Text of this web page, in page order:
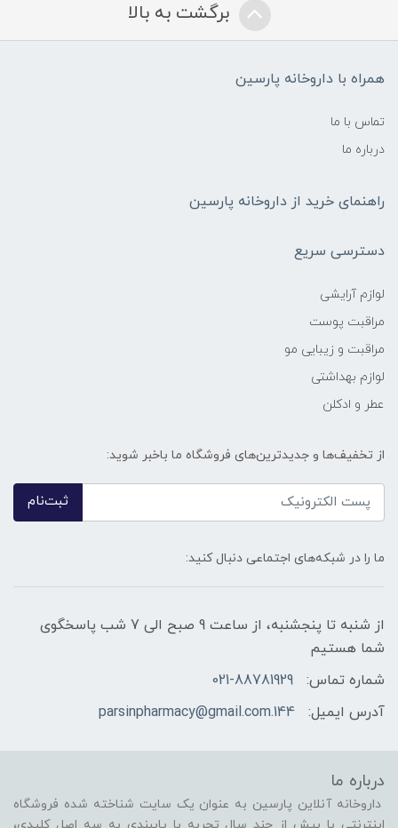
برگشت به بالا
همراه با داروخانه پارسین
تماس با ما
درباره ما
راهنمای خرید از داروخانه پارسین
دسترسی سریع
لوازم آرایشی
مراقبت پوست
مراقبت و زیبایی مو
لوازم بهداشتی
عطر و ادکلن
از تخفیف‌ها و جدیدترین‌های فروشگاه ما باخبر شوید:
ثبت‌نام
ما را در شبکه‌های اجتماعی دنبال کنید:
از شنبه تا پنجشنبه، از ساعت 9 صبح الی 7 شب پاسخگوی
شما هستیم
شماره تماس:
021-88781929
آدرس ایمیل:
144.parsinpharmacy@gmail.com
درباره ما
داروخانه آنلاین پارسین به عنوان یک سایت شناخته شده فروشگاه